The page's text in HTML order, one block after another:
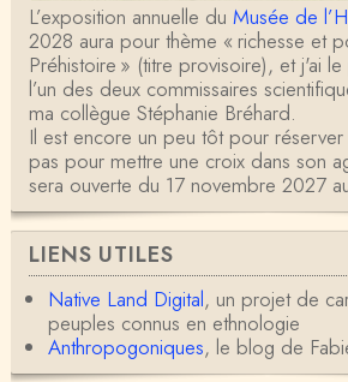
L’exposition annuelle du Musée de
2028 aura pour thème « richesse et
Préhistoire » (titre provisoire), et j'ai
l’un des deux commissaires
ma collègue Stéphanie Bréhard.
Il est encore un peu tôt pour réserver
pas pour mettre une croix dans son
sera ouverte du 17 novembre 2027
LIENS UTILES
Native Land Digital, un projet de
peuples connus en ethnologie
Anthropogoniques, le blog de